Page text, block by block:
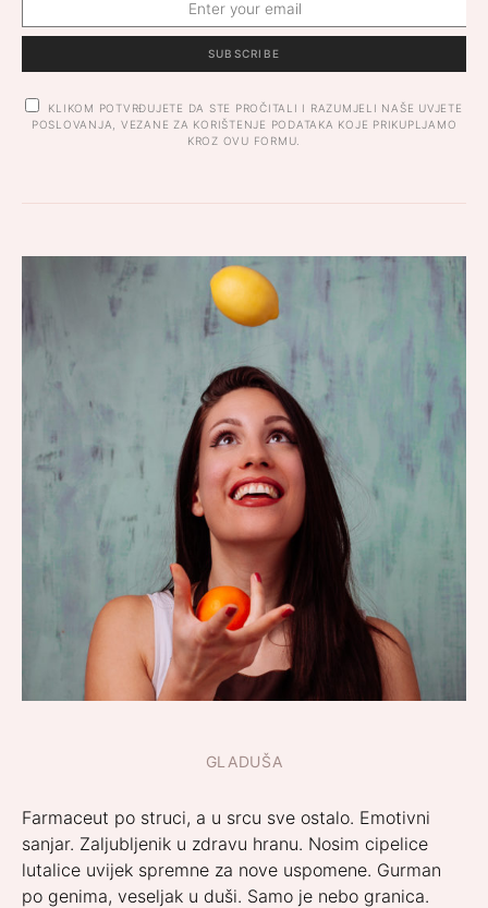
SUBSCRIBE
KLIKOM POTVRĐUJETE DA STE PROČITALI I RAZUMJELI NAŠE UVJETE
POSLOVANJA, VEZANE ZA KORIŠTENJE PODATAKA KOJE PRIKUPLJAMO
KROZ OVU FORMU.
GLADUŠA
Farmaceut po struci, a u srcu sve ostalo. Emotivni
sanjar. Zaljubljenik u zdravu hranu. Nosim cipelice
lutalice uvijek spremne za nove uspomene. Gurman
po genima, veseljak u duši. Samo je nebo granica.